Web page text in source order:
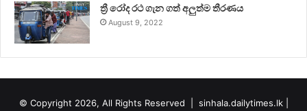
ත්‍රී රෝද රථ ගැන ගත් අලුත්ම තීරණය
August 9, 2022
© Copyright 2026, All Rights Reserved | sinhala.dailytimes.lk|